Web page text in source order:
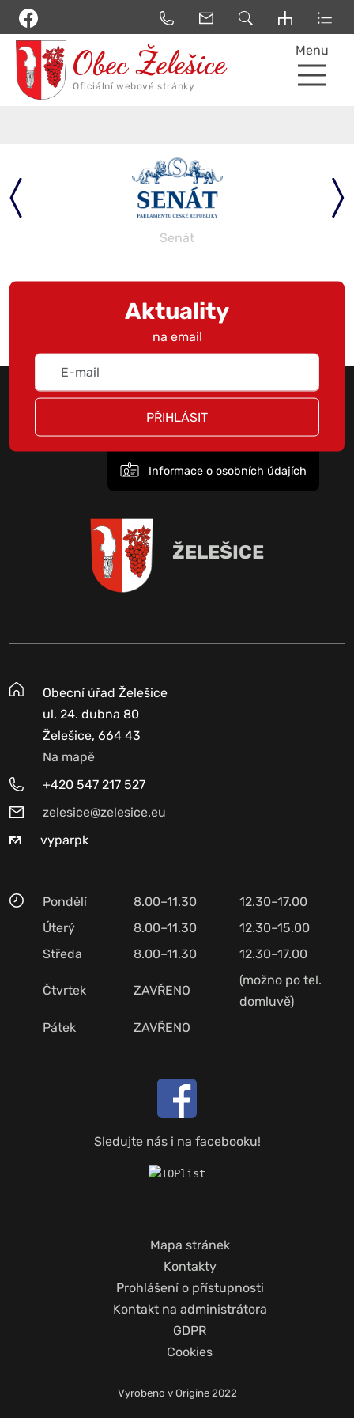
Menu
Senát
Aktuality
na email
PŘIHLÁSIT
Informace o osobních údajích
ŽELEŠICE
Obecní úřad Želešice
ul. 24. dubna 80
Želešice, 664 43
Na mapě
+420 547 217 527
zelesice@zelesice.eu
vyparpk
Pondělí 8.00–11.30
12.30–17.00
Úterý
8.00–11.30
12.30–15.00
Středa
8.00–11.30 12.30–17.00
Čtvrtek ZAVŘENO
(možno po tel.
domluvě)
Pátek
ZAVŘENO
Sledujte nás i na facebooku!
Mapa stránek
Kontakty
Prohlášení o přístupnosti
Kontakt na administrátora
GDPR
Cookies
Vyrobeno v Origine2022